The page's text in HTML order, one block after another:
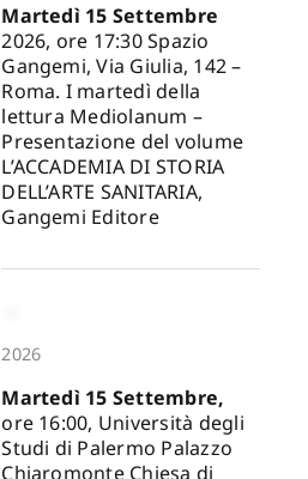
Martedì 15 Settembre
2026, ore 17:30 Spazio
Gangemi, Via Giulia, 142 –
Roma. I martedì della
lettura Mediolanum –
Presentazione del volume
L’ACCADEMIA DI STORIA
DELL’ARTE SANITARIA,
Gangemi Editore
2026
Martedì 15 Settembre,
ore 16:00, Università degli
Studi di Palermo Palazzo
Chiaromonte Chiesa di